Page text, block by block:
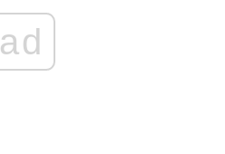
ad